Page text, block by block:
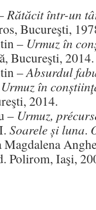
Rătăcit într-un
Bucureşti,
– Urmuz în
Bucureşti, 2014.
–Absurdul
Urmuz în
2014.
– Urmuz,
Soarele și luna.
Polirom, Iaşi,